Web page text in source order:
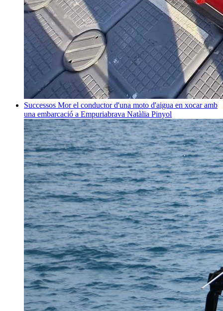
Successos Mor el conductor d'una moto d'aigua en xocar amb
una embarcació a Empuriabrava Natàlia Pinyol